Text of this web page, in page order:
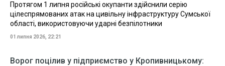
Протягом 1 липня російські окупанти здійснили серію
цілеспрямованих атак на цивільну інфраструктуру Сумської
області, використовуючи ударні безпілотники
01 липня 2026, 22:21
Ворог поцілив у підприємство у Кропивницькому: